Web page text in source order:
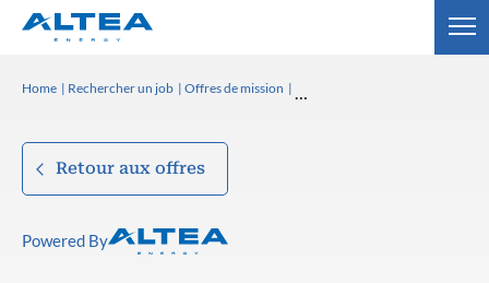
Home Rechercher un job Offres de mission
Retour aux offres
Powered By